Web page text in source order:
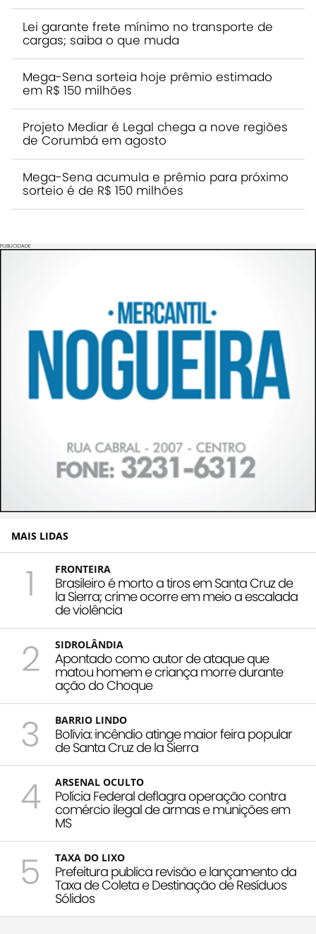
Lei garante frete mínimo no transporte de
cargas; saiba o que muda
Mega-Sena sorteia hoje prêmio estimado
em R$ 150 milhões
Projeto Mediar é Legal chega a nove regiões
de Corumbá em agosto
Mega-Sena acumula e prêmio para próximo
sorteio é de R$ 150 milhões
PUBLICIDADE
MAIS LIDAS
1 FRONTEIRA
Brasileiro é morto a tiros em Santa Cruz de
la Sierra; crime ocorre em meio a escalada
de violência
2 SIDROLÂNDIA
Apontado como autor de ataque que
matou homem e criança morre durante
ação do Choque
3 BARRIO LINDO
Bolívia: incêndio atinge maior feira popular
de Santa Cruz de la Sierra
4 ARSENAL OCULTO
Polícia Federal deflagra operação contra
comércio ilegal de armas e munições em
MS
5 TAXA DO LIXO
Prefeitura publica revisão e lançamento da
Taxa de Coleta e Destinação de Resíduos
Sólidos